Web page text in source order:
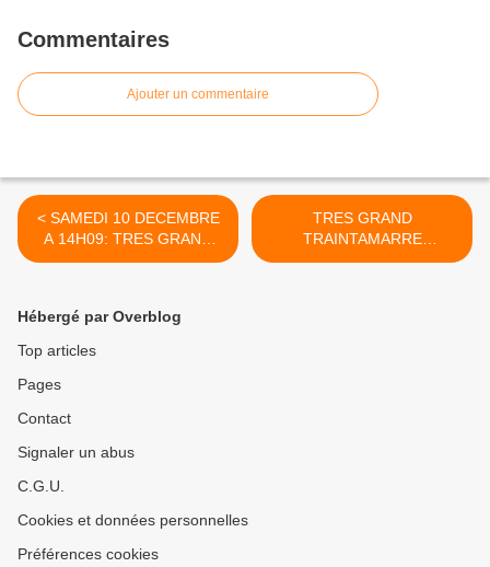
Commentaires
Ajouter un commentaire
< SAMEDI 10 DECEMBRE
A 14H09: TRES GRAND
TRAINTAMARRE - GARE
TRES GRAND
TRAINTAMARRE
CLELLES-MENS: >
Hébergé par Overblog
Top articles
Pages
Contact
Signaler un abus
C.G.U.
Cookies et données personnelles
Préférences cookies